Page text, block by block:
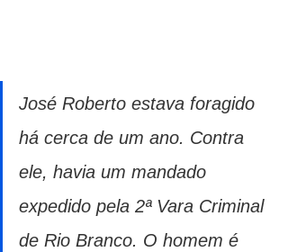
José Roberto estava foragido
há cerca de um ano. Contra
ele, havia um mandado
expedido pela 2ª Vara Criminal
de Rio Branco. O homem é